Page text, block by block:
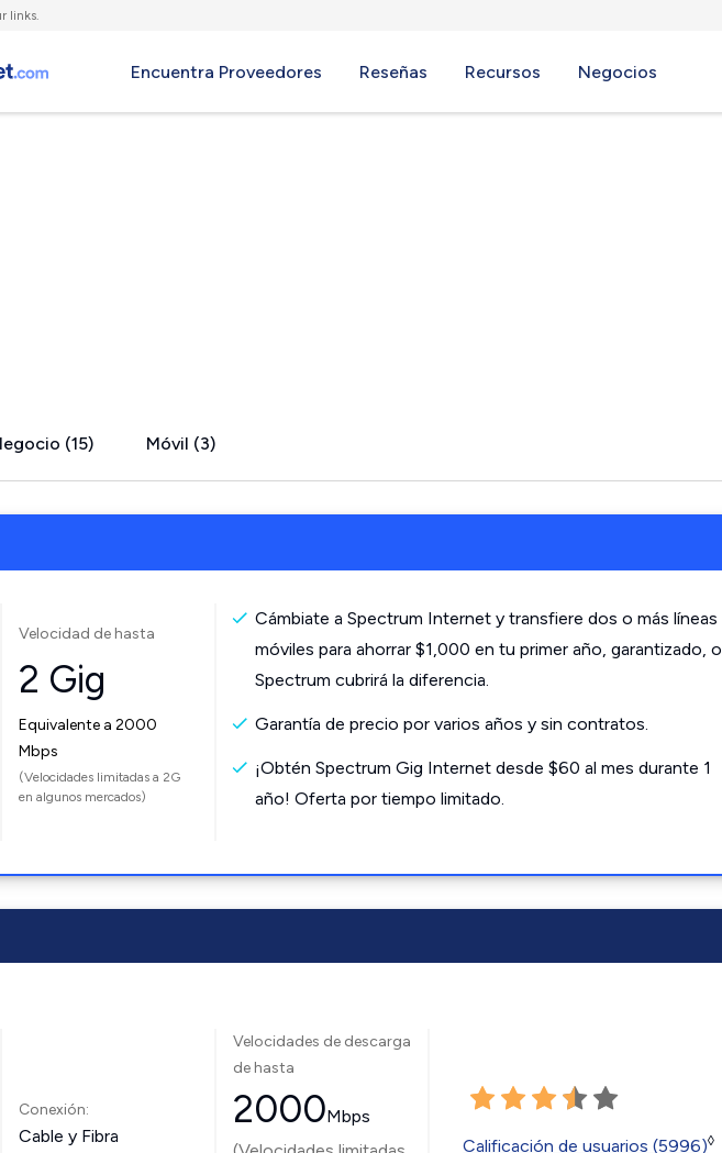
links.
Encuentra Proveedores Reseñas Recursos Negocios
(15) Móvil (3)
Velocidad de hasta
2 Gig
Equivalente a 2000
Mbps
(Velocidades limitadas a 2G
en algunos mercados)
Cámbiate a Spectrum Internet y transfiere dos o más líneas
móviles para ahorrar $1,000 en tu primer año, garantizado, o
Spectrum cubrirá la diferencia.
Garantía de precio por varios años y sin contratos.
¡Obtén Spectrum Gig Internet desde $60 al mes durante 1
año! Oferta por tiempo limitado.
Conexión:
Cable y Fibra
Velocidades de descarga
de hasta
2000Mbps
Calificación de usuarios (5996)◊